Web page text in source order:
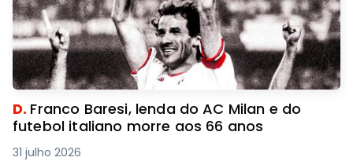
D. Franco Baresi, lenda do AC Milan e do
futebol italiano morre aos 66 anos
31 julho 2026